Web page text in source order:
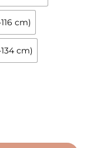
cm)
cm)
gluga + pantalon